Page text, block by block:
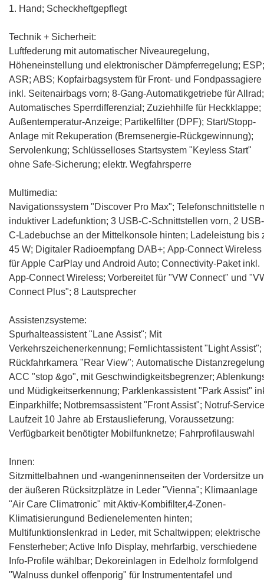
1. Hand; Scheckheftgepflegt
Technik + Sicherheit:
Luftfederung mit automatischer Niveauregelung,
Höheneinstellung und elektronischer Dämpferregelung; ESP;
ASR; ABS; Kopfairbagsystem für Front- und Fondpassagiere
inkl. Seitenairbags vorn; 8-Gang-Automatikgetriebe für Allrad;
Automatisches Sperrdifferenzial; Zuziehhilfe für Heckklappe;
Außentemperatur-Anzeige; Partikelfilter (DPF); Start/Stopp-
Anlage mit Rekuperation (Bremsenergie-Rückgewinnung);
Servolenkung; Schlüsselloses Startsystem "Keyless Start"
ohne Safe-Sicherung; elektr. Wegfahrsperre
Multimedia:
Navigationssystem "Discover Pro Max"; Telefonschnittstelle
induktiver Ladefunktion; 3 USB-C-Schnittstellen vorn, 2 USB-
C-Ladebuchse an der Mittelkonsole hinten; Ladeleistung bis
45 W; Digitaler Radioempfang DAB+; App-Connect Wireless
für Apple CarPlay und Android Auto; Connectivity-Paket inkl.
App-Connect Wireless; Vorbereitet für "VW Connect" und
Connect Plus"; 8 Lautsprecher
Assistenzsysteme:
Spurhalteassistent "Lane Assist"; Mit
Verkehrszeichenerkennung; Fernlichtassistent "Light Assist";
Rückfahrkamera "Rear View"; Automatische Distanzregelung
ACC "stop &go", mit Geschwindigkeitsbegrenzer;
und Müdigkeitserkennung; Parklenkassistent "Park Assist"
Einparkhilfe; Notbremsassistent "Front Assist"; Notruf-
Laufzeit 10 Jahre ab Erstauslieferung, Voraussetzung:
Verfügbarkeit benötigter Mobilfunknetze; Fahrprofilauswahl
Innen:
Sitzmittelbahnen und -wangeninnenseiten der Vordersitze
der äußeren Rücksitzplätze in Leder "Vienna"; Klimaanlage
"Air Care Climatronic" mit Aktiv-Kombifilter,4-Zonen-
Klimatisierungund Bedienelementen hinten;
Multifunktionslenkrad in Leder, mit Schaltwippen; elektrische
Fensterheber; Active Info Display, mehrfarbig, verschiedene
Info-Profile wählbar; Dekoreinlagen in Edelholz formfolgend
"Walnuss dunkel offenporig" für Instrumententafel und